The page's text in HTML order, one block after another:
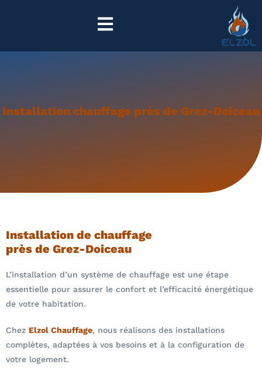
Installation chauffage près de Grez-Doiceau
Installation de chauffage
près de Grez-Doiceau
L’installation d’un système de chauffage est une étape
essentielle pour assurer le confort et l’efficacité énergétique
de votre habitation.
Chez Elzol Chauffage, nous réalisons des installations
complètes, adaptées à vos besoins et à la configuration de
votre logement.